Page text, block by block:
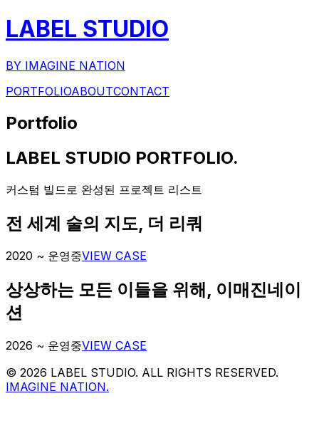
LABEL STUDIO
BY IMAGINE NATION
PORTFOLIOABOUTCONTACT
Portfolio
LABEL STUDIO PORTFOLIO.
커스텀 빌드로 완성된 프로젝트 리스트
전 세계 술의 지도, 더 리쿼
2020 ~ 운영중VIEW CASE
상상하는 모든 이들을 위해 , 이매진네이
션
2026 ~ 운영중VIEW CASE
© 2026 LABEL STUDIO. ALL RIGHTS RESERVED.
IMAGINE NATION.